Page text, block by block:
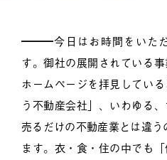
━━━今日はお時間をいた
す。御社の展開されている事
ホームページを拝見してい
う不動産会社」、いわゆる
売るだけの不動産業とは違
ます。衣・食・住の中でも